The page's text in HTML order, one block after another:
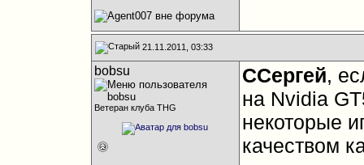
21.11.2011, 03:33
bobsu
Ветеран клуба THG
ССергей,
на Nvidia
некоторые
качеством